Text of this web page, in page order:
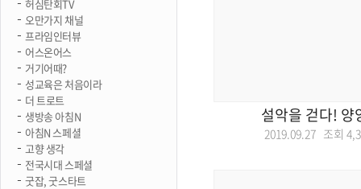
허심탄회TV
오만가지 채널
프라임인터뷰
어스온어스
거기어때?
성교육은 처음이라
더 트로트
생방송 아침N
아침N 스페셜
고향 생각
전국시대 스페셜
굿잡, 굿스타트
설악을 걷다! 양
2019.09.27 조회